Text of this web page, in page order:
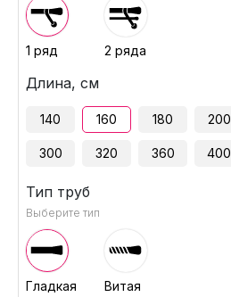
1 ряд 2 ряда
Длина, см
140 160 180 200
300 320 360 400
Тип труб
Выберите тип
Гладкая Витая